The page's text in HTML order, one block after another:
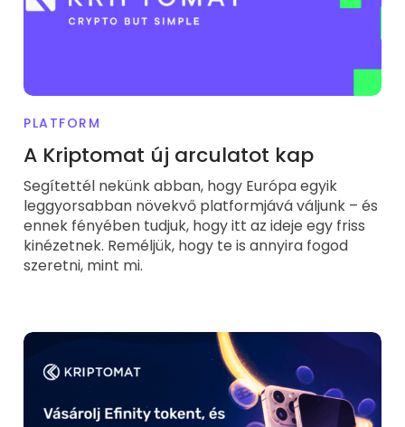
PLATFORM
A Kriptomat új arculatot kap
Segítettél nekünk abban, hogy Európa egyik
leggyorsabban növekvő platformjává váljunk – és
ennek fényében tudjuk, hogy itt az ideje egy friss
kinézetnek. Reméljük, hogy te is annyira fogod
szeretni, mint mi.